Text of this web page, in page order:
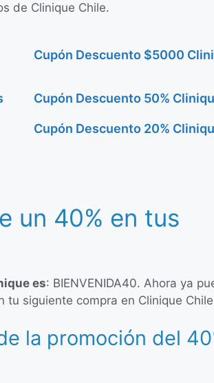
de Clinique Chile.
Cupón Descuento $5000
Cupón Descuento 50%
Cupón Descuento 20%
un 40% en tus
es: BIENVENIDA40. Ahora ya
siguiente compra en Clinique Chile
la promoción del